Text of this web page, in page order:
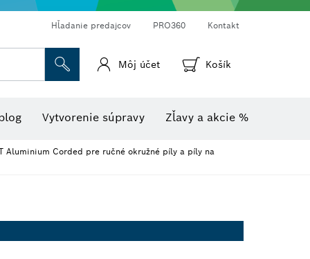
Hľadanie predajcov PRO360 Kontakt
Môj účet Košík
Vytvorenie súpravy Zľavy a akcie %
Aluminium Corded pre ručné okružné píly a píly na